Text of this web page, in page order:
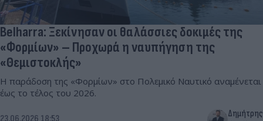
Belharra: Ξεκίνησαν οι θαλάσσιες δοκιμές της
«Φορμίων» – Προχωρά η ναυπήγηση της
«Θεμιστοκλής»
Η παράδοση της «Φορμίων» στο Πολεμικό Ναυτικό αναμένεται
έως το τέλος του 2026.
Δημήτρης